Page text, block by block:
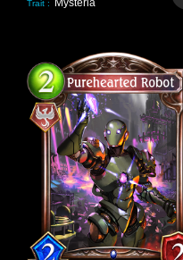
Trait : Mysteria